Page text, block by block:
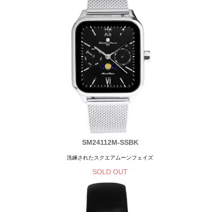
SM24112M-SSBK
洗練されたスクエアムーンフェイズ
SOLD OUT